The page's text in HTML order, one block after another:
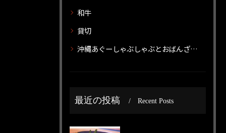
和牛
貸切
沖縄あぐーしゃぶしゃぶとおばんざいのお店 神威 カムイ
最近の投稿 Recent Posts